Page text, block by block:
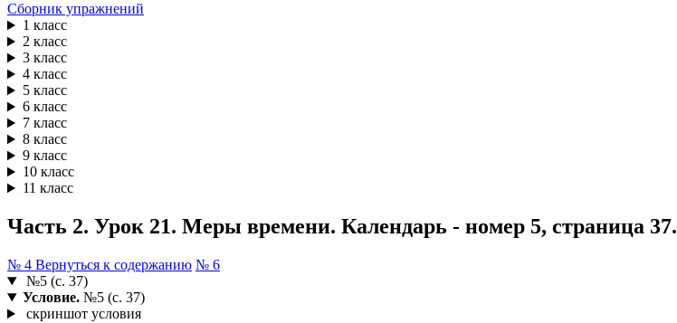
Сборник упражнений
1 класс
2 класс
3 класс
4 класс
5 класс
6 класс
7 класс
8 класс
9 класс
10 класс
11 класс
Часть 2. Урок 21. Меры времени. Календарь - номер 5, страница 37.
№ 4 Вернуться к содержанию № 6
№5 (с. 37)
Условие.№5 (с. 37)
скриншот условия